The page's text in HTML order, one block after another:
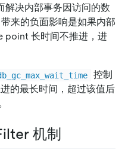
解决内部事务因访问的数
来的负面影响是如果内部
point 长时间不推进，进
控制
的最长时间，超过该值后
机制